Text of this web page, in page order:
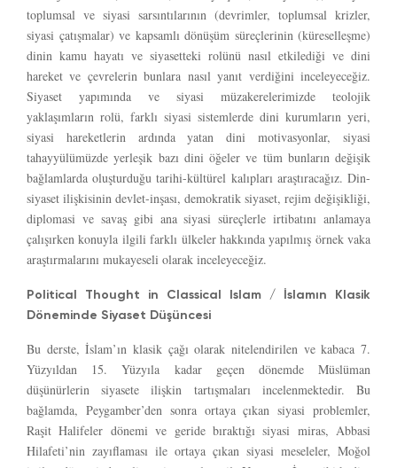
toplumsal ve siyasi sarsıntılarının (devrimler, toplumsal krizler,
siyasi çatışmalar) ve kapsamlı dönüşüm süreçlerinin (küreselleşme)
dinin kamu hayatı ve siyasetteki rolünü nasıl etkilediği ve dini
hareket ve çevrelerin bunlara nasıl yanıt verdiğini inceleyeceğiz.
Siyaset yapımında ve siyasi müzakerelerimizde teolojik
yaklaşımların rolü, farklı siyasi sistemlerde dini kurumların yeri,
siyasi hareketlerin ardında yatan dini motivasyonlar, siyasi
tahayyülümüzde yerleşik bazı dini öğeler ve tüm bunların değişik
bağlamlarda oluşturduğu tarihi-kültürel kalıpları araştıracağız. Din-
siyaset ilişkisinin devlet-inşası, demokratik siyaset, rejim değişikliği,
diplomasi ve savaş gibi ana siyasi süreçlerle irtibatını anlamaya
çalışırken konuyla ilgili farklı ülkeler hakkında yapılmış örnek vaka
araştırmalarını mukayeseli olarak inceleyeceğiz.
Political Thought in Classical Islam / İslamın Klasik
Döneminde Siyaset Düşüncesi
Bu derste, İslam’ın klasik çağı olarak nitelendirilen ve kabaca 7.
Yüzyıldan 15. Yüzyıla kadar geçen dönemde Müslüman
düşünürlerin siyasete ilişkin tartışmaları incelenmektedir. Bu
bağlamda, Peygamber’den sonra ortaya çıkan siyasi problemler,
Raşit Halifeler dönemi ve geride bıraktığı siyasi miras, Abbasi
Hilafeti’nin zayıflaması ile ortaya çıkan siyasi meseleler, Moğol